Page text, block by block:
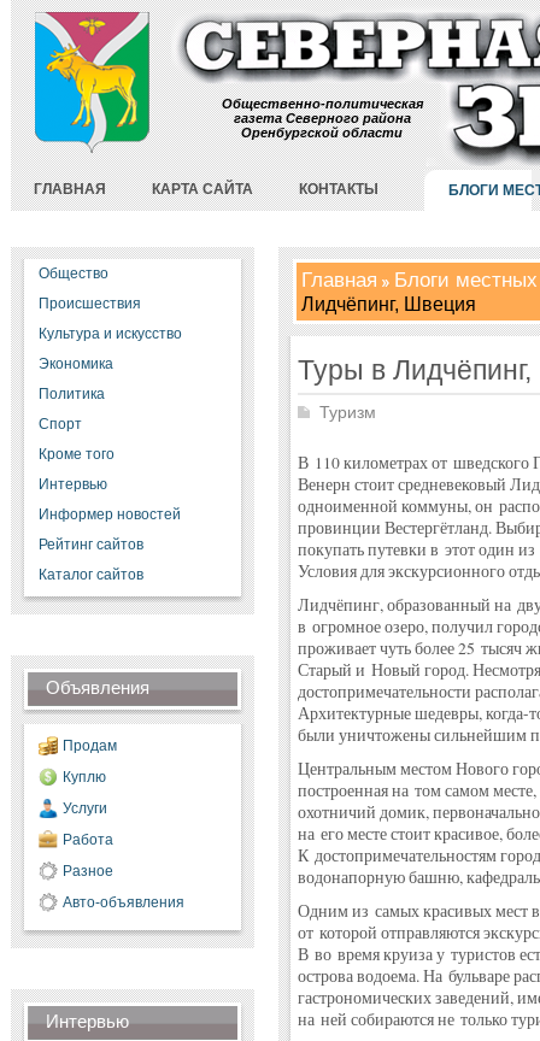
Общественно-политическая
газета Северного района
Оренбургской области
ГЛАВНАЯ КАРТА САЙТА КОНТАКТЫ БЛОГИ
Общество
Происшествия
Культура и искусство
Экономика
Политика
Спорт
Кроме того
Интервью
Информер новостей
Рейтинг сайтов
Каталог сайтов
Объявления
Продам
Куплю
Услуги
Работа
Разное
Авто-объявления
Интервью
Главная Блоги
Лидчёпинг, Швеция
Туры в
Туризм
В 110 километрах от шведского
Венерн стоит средневековый
одноименной коммуны, он
провинции Вестергётланд.
покупать путевки в этот один
Условия для экскурсионного
Лидчёпинг, образованный на
в огромное озеро, получил
проживает чуть более 25 тысяч
Старый и Новый город.
достопримечательности
Архитектурные шедевры, когда-
были уничтожены сильнейшим
Центральным местом Нового
построенная на том самом
охотничий домик,
на его месте стоит красивое,
К достопримечательностям
водонапорную башню,
Одним из самых красивых мест
от которой отправляются
В во время круиза у туристов
острова водоема. На бульваре
гастрономических заведений,
на ней собираются не только